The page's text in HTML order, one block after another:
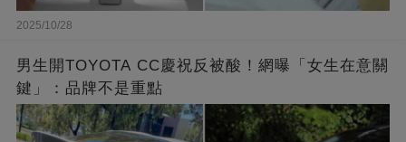
2025/10/28
男生開TOYOTA CC慶祝反被酸！網曝「女生在意關
鍵」：品牌不是重點